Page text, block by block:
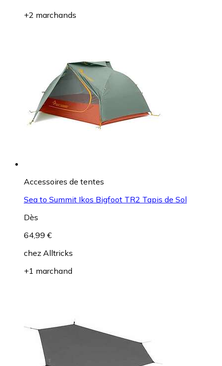
+2 marchands
Accessoires de tentes
Sea to Summit Ikos Bigfoot TR2 Tapis de Sol
Dès
64,99 €
chez Alltricks
+1 marchand